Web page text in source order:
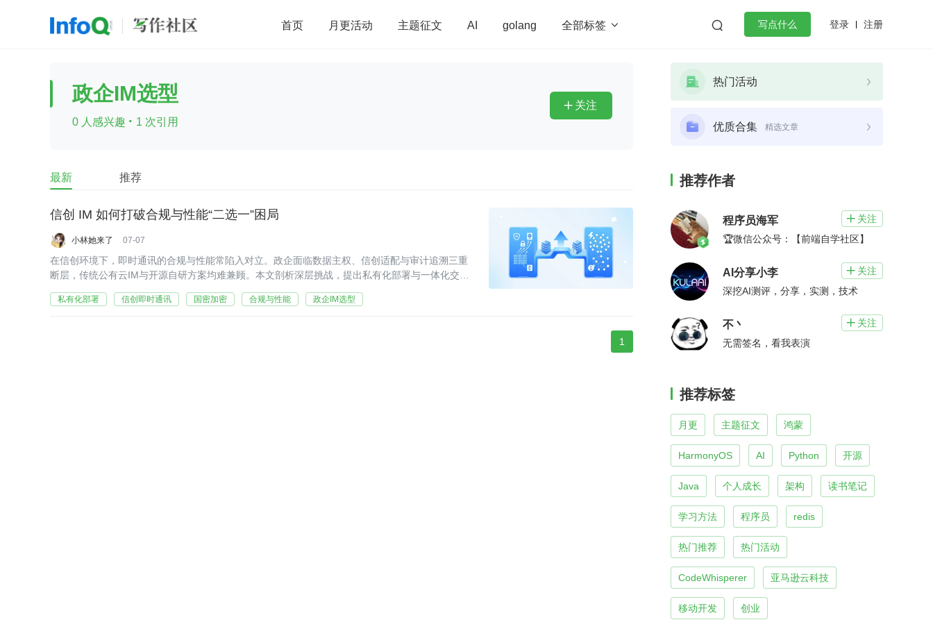
首页 月更活动 主题征文 AI golang 全部标签   写点什么 登录 注册
前端 AI 大数据 redis
查看更多
政企IM选型
0 人感兴趣 · 1 次引用
 关注
最新 推荐
信创 IM 如何打破合规与性能“二选一”困局
小林她来了 07-07
在信创环境下，即时通讯的合规与性能常陷入对立。政企面临数据主权、信创适配与审计追溯三重
断层，传统公有云IM与开源自研方案均难兼顾。本文剖析深层挑战，提出私有化部署与一体化交付
私有化部署 信创即时通讯 国密加密 合规与性能 政企IM选型
1
热门活动
优质合集 精选文章
推荐作者
程序员海军  关注
🏆微信公众号：【前端自学社区】
AI分享小李  关注
深挖AI测评，分享，实测，技术
不丶  关注
无需签名，看我表演
推荐标签
月更 主题征文 鸿蒙
HarmonyOS AI Python 开源
Java 个人成长 架构 读书笔记
学习方法 程序员 redis
热门推荐 热门活动
CodeWhisperer 亚马逊云科技
移动开发 创业